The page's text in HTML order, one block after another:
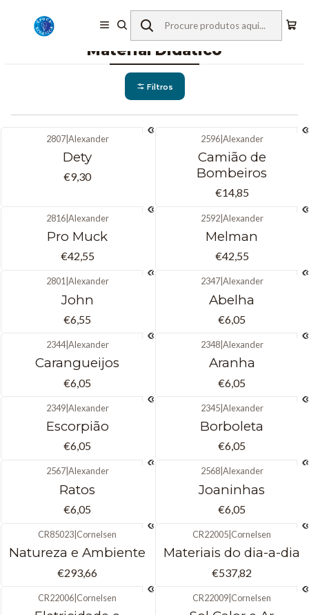
Material Didático
Material Didático
Filtros
Não Disponível
2807|Alexander
Dety
€9,30
Não Disponível
2596| Alexander
Camião de
Bombeiros
€14,85
Não Disponível
2816| Alexander
Pro Muck
€42,55
Não Disponível
2592| Alexander
Melman
€42,55
Não Disponível
2801| Alexander
John
€6,55
Não Disponível
2347|Alexander
Abelha
€6,05
Não Disponível
2344|Alexander
Carangueijos
€6,05
Não Disponível
2348| Alexander
Aranha
€6,05
Não Disponível
2349| Alexander
Escorpião
€6,05
Não Disponível
2345| Alexander
Borboleta
€6,05
Não Disponível
2567|Alexander
Ratos
€6,05
Não Disponível
2568| Alexander
Joaninhas
€6,05
CR85023 Cornelsen
Natureza e Ambiente
€293,66
CR22005 Cornelsen
Materiais do dia-a-dia
€537,82
CR22006 Cornelsen CR22009 Cornelsen